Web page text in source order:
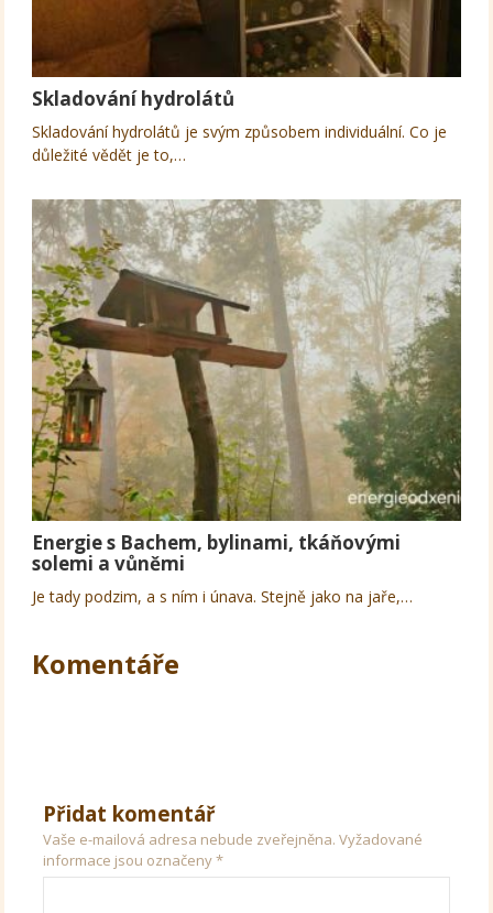
Skladování hydrolátů
Skladování hydrolátů je svým způsobem individuální. Co je
důležité vědět je to,…
Energie s Bachem, bylinami, tkáňovými
solemi a vůněmi
Je tady podzim, a s ním i únava. Stejně jako na jaře,…
Komentáře
Přidat komentář
Vaše e-mailová adresa nebude zveřejněna. Vyžadované
informace jsou označeny*